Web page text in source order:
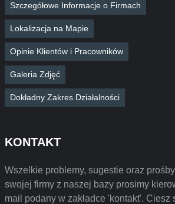
Szczegółowe Informacje o Firmach
Lokalizacja na Mapie
Opinie Klientów i Pracowników
Galeria Zdjęć
Dokładny Zakres Działalności
KONTAKT
Wszelkie problemy, sugestie oraz
swojej firmy z naszej bazy prosimy
mail podany w zakładce 'kontakt'. Ciesz